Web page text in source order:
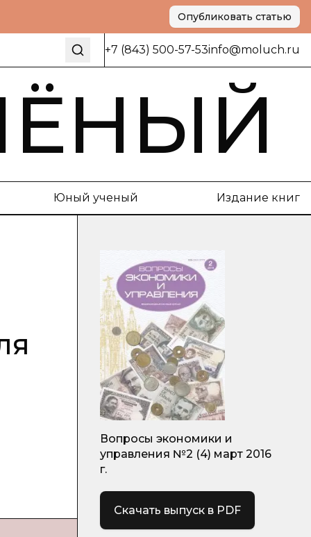
Опубликовать статью
+7 (843) 500-57-53info@moluch.ru
Юный ученый Издание книг
Вопросы экономики и
управления №2 (4) март 2016
г.
Скачать выпуск в PDF